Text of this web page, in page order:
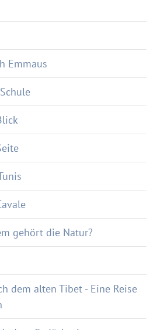
Emmaus
gehört die Natur?
dem alten Tibet - Eine Reise